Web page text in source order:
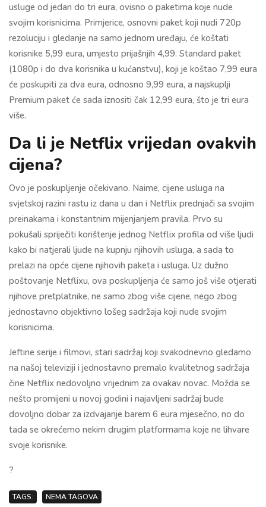
usluge od jedan do tri eura, ovisno o paketima koje nude
svojim korisnicima. Primjerice, osnovni paket koji nudi 720p
rezoluciju i gledanje na samo jednom uređaju, će koštati
korisnike 5,99 eura, umjesto prijašnjih 4,99. Standard paket
(1080p i do dva korisnika u kućanstvu), koji je koštao 7,99 eura
će poskupiti za dva eura, odnosno 9,99 eura, a najskuplji
Premium paket će sada iznositi čak 12,99 eura, što je tri eura
više.
Da li je Netflix vrijedan ovakvih
cijena?
Ovo je poskupljenje očekivano. Naime, cijene usluga na
svjetskoj razini rastu iz dana u dan i Netflix prednjači sa svojim
preinakama i konstantnim mijenjanjem pravila. Prvo su
pokušali spriječiti korištenje jednog Netflix profila od više ljudi
kako bi natjerali ljude na kupnju njihovih usluga, a sada to
prelazi na opće cijene njihovih paketa i usluga. Uz dužno
poštovanje Netflixu, ova poskupljenja će samo još više otjerati
njihove pretplatnike, ne samo zbog više cijene, nego zbog
jednostavno objektivno lošeg sadržaja koji nude svojim
korisnicima.
Jeftine serije i filmovi, stari sadržaj koji svakodnevno gledamo
na našoj televiziji i jednostavno premalo kvalitetnog sadržaja
čine Netflix nedovoljno vrijednim za ovakav novac. Možda se
nešto promijeni u novoj godini i najavljeni sadržaj bude
dovoljno dobar za izdvajanje barem 6 eura mjesečno, no do
tada se okrećemo nekim drugim platformama koje ne lihvare
svoje korisnike.
?
TAGS: NEMA TAGOVA